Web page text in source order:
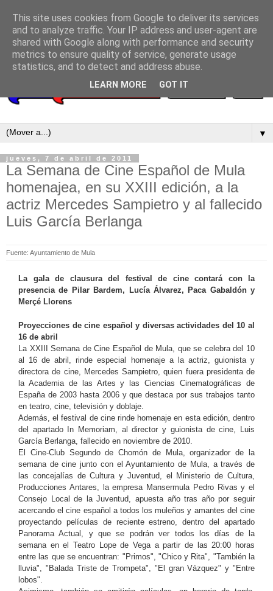
▼
jueves, 7 de abril de 2011
La Semana de Cine Español de Mula
homenajea, en su XXIII edición, a la
actriz Mercedes Sampietro y al fallecido
Luis García Berlanga
Fuente: Ayuntamiento de Mula
La gala de clausura del festival de cine contará con la
presencia de Pilar Bardem, Lucía Álvarez, Paca Gabaldón y
Merçé Llorens
Proyecciones de cine español y diversas actividades del 10 al
16 de abril
La XXIII Semana de Cine Español de Mula, que se celebra del 10
al 16 de abril, rinde especial homenaje a la actriz, guionista y
directora de cine, Mercedes Sampietro, quien fuera presidenta de
la Academia de las Artes y las Ciencias Cinematográficas de
España de 2003 hasta 2006 y que destaca por sus trabajos tanto
en teatro, cine, televisión y doblaje.
Además, el festival de cine rinde homenaje en esta edición, dentro
del apartado In Memoriam, al director y guionista de cine, Luis
García Berlanga, fallecido en noviembre de 2010.
El Cine-Club Segundo de Chomón de Mula, organizador de la
semana de cine junto con el Ayuntamiento de Mula, a través de
las concejalías de Cultura y Juventud, el Ministerio de Cultura,
Producciones Antares, la empresa Mansermula Pedro Rivas y el
Consejo Local de la Juventud, apuesta año tras año por seguir
acercando el cine español a todos los muleños y amantes del cine
proyectando películas de reciente estreno, dentro del apartado
Panorama Actual, y que se podrán ver todos los días de la
semana en el Teatro Lope de Vega a partir de las 20:00 horas
entre las que se encuentran: "Primos", "Chico y Rita", "También la
lluvia", "Balada Triste de Trompeta", "El gran Vázquez" y "Entre
lobos".
This site uses cookies from Google to deliver its services
and to analyze traffic. Your IP address and user-agent are
shared with Google along with performance and security
metrics to ensure quality of service, generate usage
statistics, and to detect and address abuse.
LEARN MORE GOT IT